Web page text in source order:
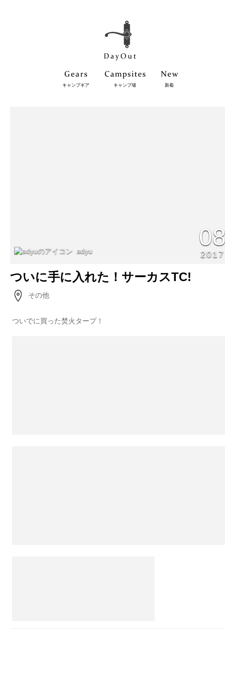
キャンプギア キャンプ場 新着
adyu 2017
ついに手に入れた！サーカスTC!
その他
ついでに買った焚火タープ！